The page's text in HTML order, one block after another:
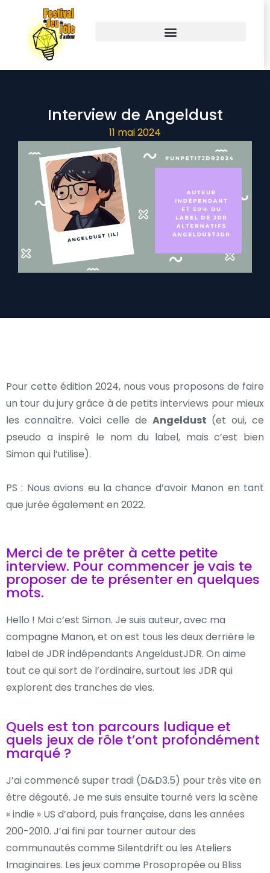
Interview de Angeldust
11 mai 2024
Pour cette édition 2024, nous vous proposons de faire
un tour du jury grâce à de petits interviews pour mieux
les connaître. Voici celle de Angeldust (et oui, ce
pseudo a inspiré le nom du label, mais c’est bien
Simon qui l’utilise).
PS : Nous avions eu la chance d’avoir Manon en tant
que jurée également en 2022.
Merci de te prêter à cette petite
interview. Pour commencer je vais te
proposer de te présenter en quelques
mots.
Hello ! Moi c’est Simon. Je suis auteur, avec ma
compagne Manon, et on est tous les deux derrière le
label de JDR indépendants AngeldustJDR. On aime
tout ce qui sort de l’ordinaire, surtout les JDR qui
explorent des tranches de vies.
Quels est ton parcours ludique et
quels jeux de rôle t’ont profondément
marqué ?
J’ai commencé super tradi (D&D3.5) pour très vite en
être dégouté. Je me suis ensuite tourné vers la scène
« indie » US d’abord, puis française, dans les années
200-2010. J’ai fini par tourner autour des
communautés comme Silentdrift ou les Ateliers
Imaginaires. Les jeux comme Prosopropée ou Bliss